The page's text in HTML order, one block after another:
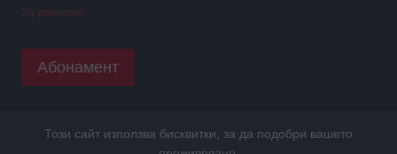
За реклама
Абонамент
Copyright © 2026 GPNews. Всички права запазени.
Този сайт използва бисквитки, за да подобри вашето